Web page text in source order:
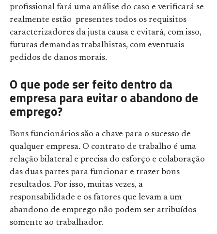
profissional fará uma análise do caso e verificará se
realmente estão presentes todos os requisitos
caracterizadores da justa causa e evitará, com isso,
futuras demandas trabalhistas, com eventuais
pedidos de danos morais.
O que pode ser feito dentro da
empresa para evitar o abandono de
emprego?
Bons funcionários são a chave para o sucesso de
qualquer empresa. O contrato de trabalho é uma
relação bilateral e precisa do esforço e colaboração
das duas partes para funcionar e trazer bons
resultados. Por isso, muitas vezes, a
responsabilidade e os fatores que levam a um
abandono de emprego não podem ser atribuídos
somente ao trabalhador.